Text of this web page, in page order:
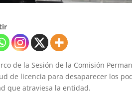
de la Sesión de la Comisión
de licencia para desaparecer los
que atraviesa la entidad.